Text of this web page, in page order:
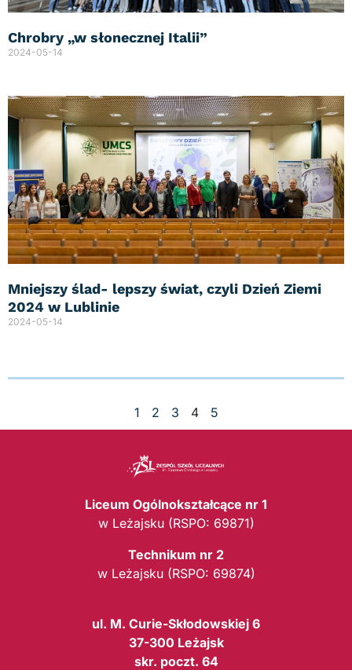
Chrobry „w słonecznej Italii”
2024-05-14
Mniejszy ślad- lepszy świat, czyli Dzień Ziemi
2024 w Lublinie
2024-05-14
1 2 3 4 5
Liceum Ogólnokształcące nr 1
w Leżajsku (RSPO: 69871)
Technikum nr 2
w Leżajsku (RSPO: 69874)
ul. M. Curie-Skłodowskiej 6
37-300 Leżajsk
skr. poczt. 64